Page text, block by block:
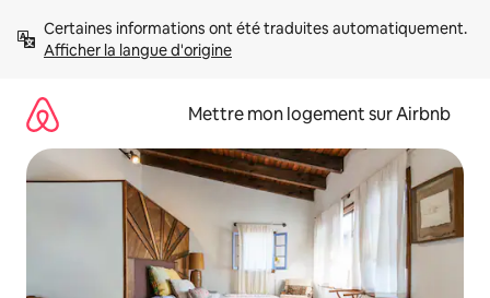
directement
Afficher la langue d'origine
Mettre mon logement sur Airbnb